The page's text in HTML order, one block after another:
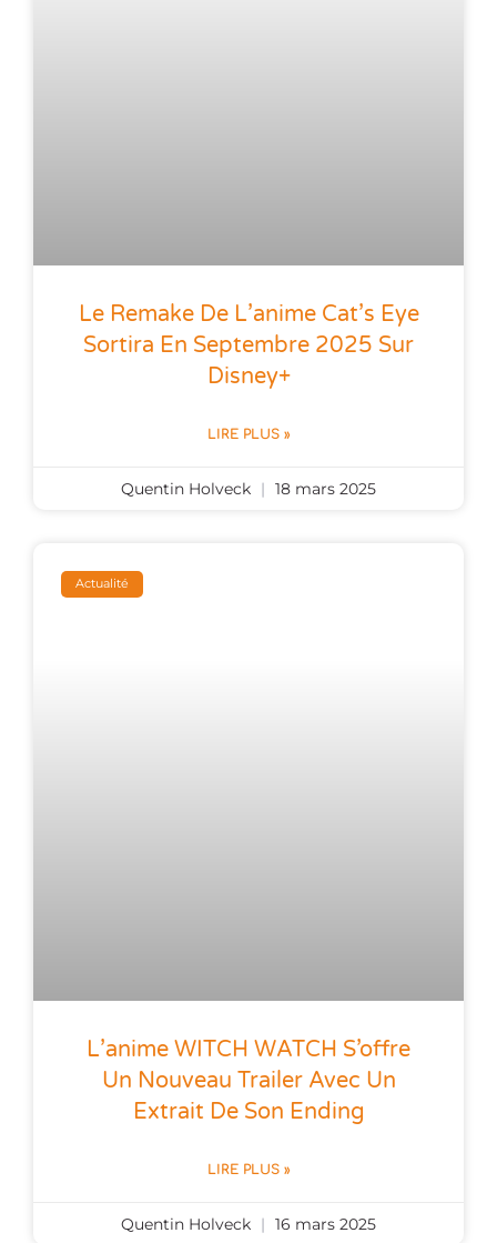
Le Remake De L’anime Cat’s Eye
Sortira En Septembre 2025 Sur
Disney+
LIRE PLUS »
Quentin Holveck 18 mars 2025
Actualité
L’anime WITCH WATCH S’offre
Un Nouveau Trailer Avec Un
Extrait De Son Ending
LIRE PLUS »
Quentin Holveck 16 mars 2025